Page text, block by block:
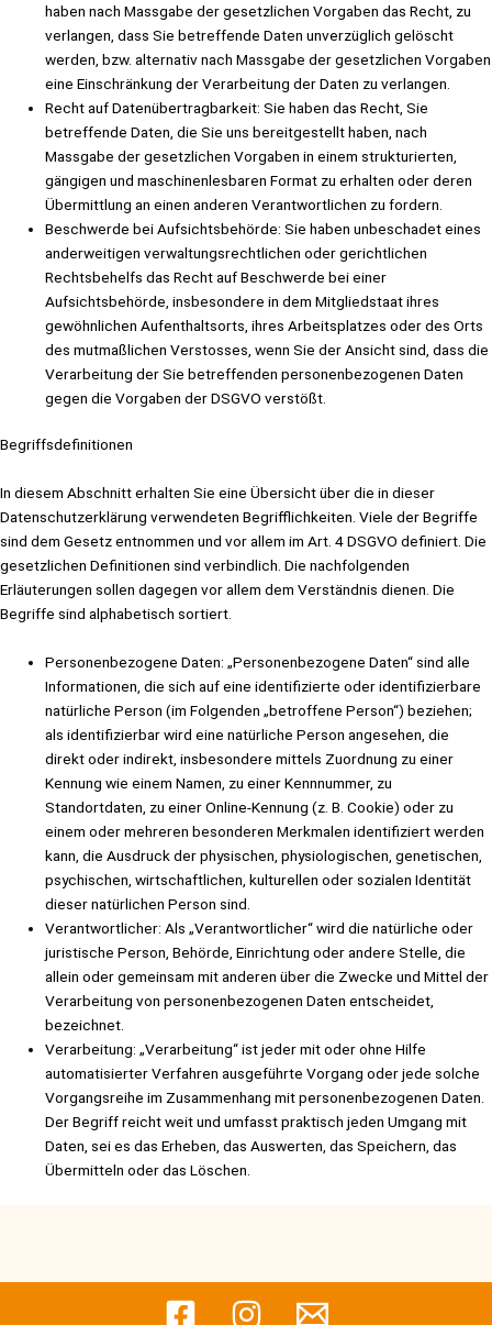
haben nach Massgabe der gesetzlichen Vorgaben das Recht, zu
verlangen, dass Sie betreffende Daten unverzüglich gelöscht
werden, bzw. alternativ nach Massgabe der gesetzlichen Vorgaben
eine Einschränkung der Verarbeitung der Daten zu verlangen.
Recht auf Datenübertragbarkeit: Sie haben das Recht, Sie
betreffende Daten, die Sie uns bereitgestellt haben, nach
Massgabe der gesetzlichen Vorgaben in einem strukturierten,
gängigen und maschinenlesbaren Format zu erhalten oder deren
Übermittlung an einen anderen Verantwortlichen zu fordern.
Beschwerde bei Aufsichtsbehörde: Sie haben unbeschadet eines
anderweitigen verwaltungsrechtlichen oder gerichtlichen
Rechtsbehelfs das Recht auf Beschwerde bei einer
Aufsichtsbehörde, insbesondere in dem Mitgliedstaat ihres
gewöhnlichen Aufenthaltsorts, ihres Arbeitsplatzes oder des Orts
des mutmaßlichen Verstosses, wenn Sie der Ansicht sind, dass die
Verarbeitung der Sie betreffenden personenbezogenen Daten
gegen die Vorgaben der DSGVO verstößt.
Begriffsdefinitionen
In diesem Abschnitt erhalten Sie eine Übersicht über die in dieser
Datenschutzerklärung verwendeten Begrifflichkeiten. Viele der Begriffe
sind dem Gesetz entnommen und vor allem im Art. 4 DSGVO definiert. Die
gesetzlichen Definitionen sind verbindlich. Die nachfolgenden
Erläuterungen sollen dagegen vor allem dem Verständnis dienen. Die
Begriffe sind alphabetisch sortiert.
Personenbezogene Daten: „Personenbezogene Daten“ sind alle
Informationen, die sich auf eine identifizierte oder identifizierbare
natürliche Person (im Folgenden „betroffene Person“) beziehen;
als identifizierbar wird eine natürliche Person angesehen, die
direkt oder indirekt, insbesondere mittels Zuordnung zu einer
Kennung wie einem Namen, zu einer Kennnummer, zu
Standortdaten, zu einer Online-Kennung (z. B. Cookie) oder zu
einem oder mehreren besonderen Merkmalen identifiziert werden
kann, die Ausdruck der physischen, physiologischen, genetischen,
psychischen, wirtschaftlichen, kulturellen oder sozialen Identität
dieser natürlichen Person sind.
Verantwortlicher: Als „Verantwortlicher“ wird die natürliche oder
juristische Person, Behörde, Einrichtung oder andere Stelle, die
allein oder gemeinsam mit anderen über die Zwecke und Mittel der
Verarbeitung von personenbezogenen Daten entscheidet,
bezeichnet.
Verarbeitung: „Verarbeitung“ ist jeder mit oder ohne Hilfe
automatisierter Verfahren ausgeführte Vorgang oder jede solche
Vorgangsreihe im Zusammenhang mit personenbezogenen Daten.
Der Begriff reicht weit und umfasst praktisch jeden Umgang mit
Daten, sei es das Erheben, das Auswerten, das Speichern, das
Übermitteln oder das Löschen.